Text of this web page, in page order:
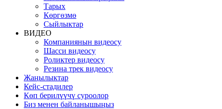
Тарых
Көргөзмө
Сыйлыктар
ВИДЕО
Компаниянын видеосу
Шасси видеосу
Роликтер видеосу
Резина трек видеосу
Жаңылыктар
Кейс-стадилер
Көп берилүүчү суроолор
Биз менен байланышыңыз